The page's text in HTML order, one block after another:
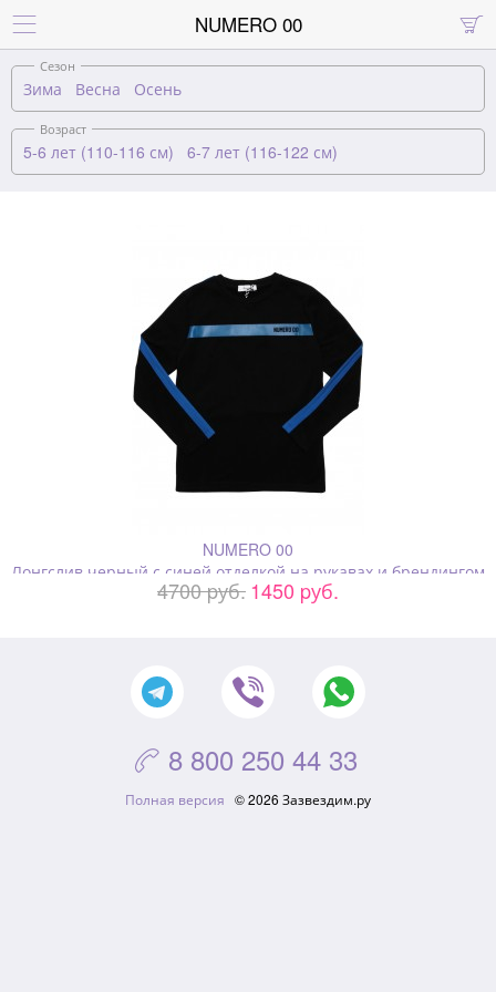
 
NUMERO 00
Сезон
Зима Весна Осень
Возраст
5-6 лет (110-116 см) 6-7 лет (116-122 см)
NUMERO 00
Лонгслив черный с синей отделкой на рукавах и брендингом
сзади
4700 pуб.1450 pуб.
 8 800 250 44 33
Полная версия © 2026 Зазвездим.ру